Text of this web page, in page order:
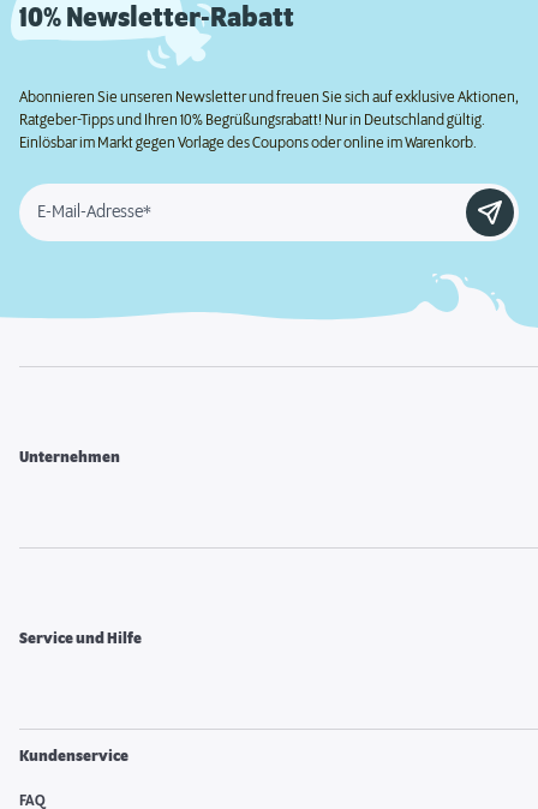
10% Newsletter-Rabatt
Abonnieren Sie unseren Newsletter und freuen Sie sich auf exklusive Aktionen,
Ratgeber-Tipps und Ihren 10% Begrüßungsrabatt! Nur in Deutschland gültig.
Einlösbar im Markt gegen Vorlage des Coupons oder online im Warenkorb.
E-Mail-Adresse*
Unternehmen
Service und Hilfe
Kundenservice
FAQ